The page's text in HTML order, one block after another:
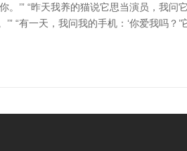
’” “昨天我养的猫说它思当演员，我问
“有一天，我问我的手机：‘你爱我吗？’